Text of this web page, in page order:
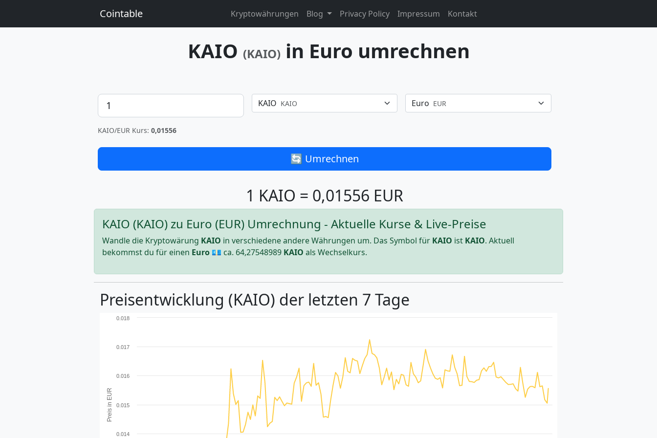
Cointable Kryptowährungen Blog Privacy Policy Impressum Kontakt
KAIO (KAIO) in Euro umrechnen
Betrag KAIO KAIO Euro EUR
KAIO/EUR Kurs: 0,01556
🔄 Umrechnen
1 KAIO = 0,01556 EUR
KAIO (KAIO) zu Euro (EUR) Umrechnung - Aktuelle Kurse & Live-Preise
Wandle die Kryptowärung KAIO in verschiedene andere Währungen um. Das Symbol für KAIO ist KAIO. Aktuell
bekommst du für einen Euro 💶 ca. 64,27548989 KAIO als Wechselkurs.
Preisentwicklung (KAIO) der letzten 7 Tage
Preis in EUR
0.014
0.015
0.016
0.017
0.018